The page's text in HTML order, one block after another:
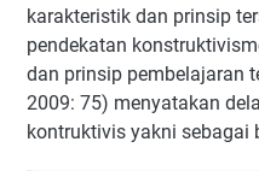
karakteristik dan prinsip
pendekatan
dan prinsip pembelajaran
2009: 75) menyatakan
kontruktivis yakni sebagai